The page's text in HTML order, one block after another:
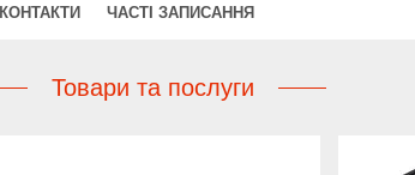
КОНТАКТИ ЧАСТІ ЗАПИСАННЯ
Товари та послуги